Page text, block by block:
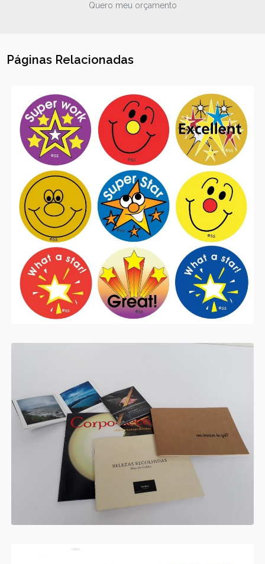
Quero meu orçamento
Páginas Relacionadas